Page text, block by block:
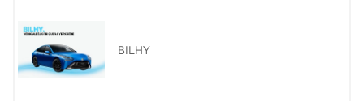
BILHY